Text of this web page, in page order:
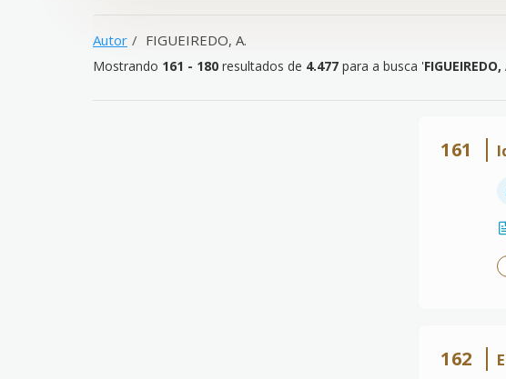
Autor FIGUEIREDO, A.
Mostrando 161 - 180 resultados de 4.477 para a busca 'FIGUEIREDO,
161
162